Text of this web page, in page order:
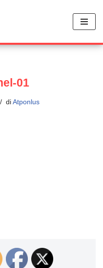
01
di Atponlus